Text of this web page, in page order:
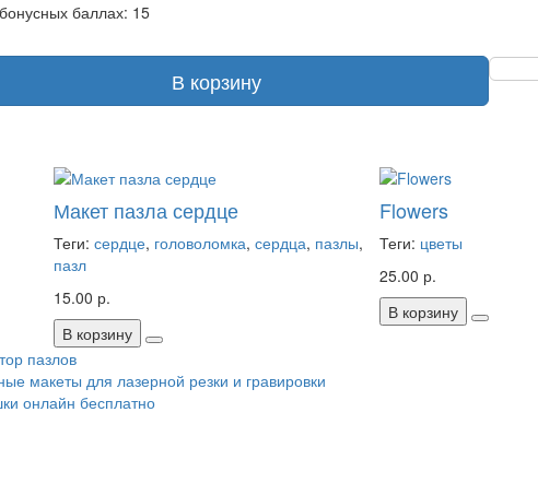
баллах: 15
В корзину
Макет пазла сердце
Теги: сердце, головоломка, сердца, пазлы,
пазл
15.00 р.
В корзину
Flowers
Теги: цветы
25.00 р.
В корзину
пазлов
макеты для лазерной резки и гравировки
онлайн бесплатно